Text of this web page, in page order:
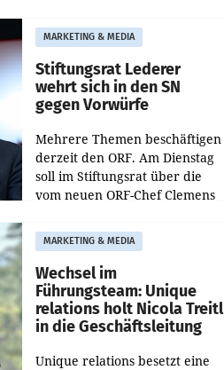
freigegeben: Die
Bundeswettbewerbsbehörde
und der Bundeskartellanwalt
MARKETING & MEDIA
Stiftungsrat Lederer
wehrt sich in den SN
gegen Vorwürfe
Mehrere Themen beschäftigen
derzeit den ORF. Am Dienstag
soll im Stiftungsrat über die
vom neuen ORF-Chef Clemens
Besetzungen für die
Direktionen abgestimmt
werden.
MARKETING & MEDIA
Wechsel im
Führungsteam: Unique
relations holt Nicola Treitl
in die Geschäftsleitung
Unique relations besetzt eine